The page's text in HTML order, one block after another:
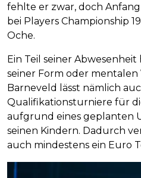
fehlte er zwar, doch
bei Players Championship
Oche.
Ein Teil seiner
seiner Form oder mentalen
Barneveld lässt nämlich
Qualifikationsturniere für
aufgrund eines geplanten
seinen Kindern. Dadurch
auch mindestens ein Euro